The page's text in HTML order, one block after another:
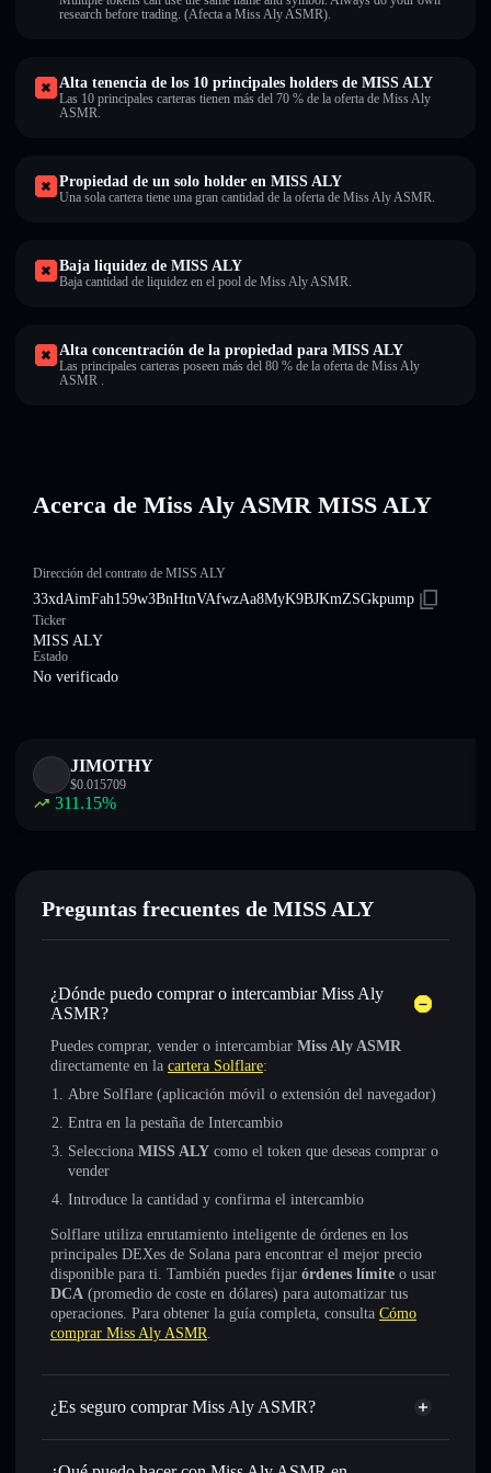
research before trading. (Afecta a Miss Aly ASMR).
Alta tenencia de los 10 principales holders de MISS ALY
Las 10 principales carteras tienen más del 70 % de la oferta de Miss Aly
ASMR.
Propiedad de un solo holder en MISS ALY
Una sola cartera tiene una gran cantidad de la oferta de Miss Aly ASMR.
Baja liquidez de MISS ALY
Baja cantidad de liquidez en el pool de Miss Aly ASMR.
Alta concentración de la propiedad para MISS ALY
Las principales carteras poseen más del 80 % de la oferta de Miss Aly
ASMR .
Acerca de Miss Aly ASMR MISS ALY
Dirección del contrato de MISS ALY
33xdAimFah159w3BnHtnVAfwzAa8MyK9BJKmZSGkpump
Ticker
MISS ALY
Estado
No verificado
JIMOTHY
$0.015709
311.15%
Preguntas frecuentes de MISS ALY
¿Dónde puedo comprar o intercambiar Miss Aly
ASMR?
Puedes comprar, vender o intercambiar Miss Aly ASMR
directamente en la cartera Solflare:
Abre Solflare (aplicación móvil o extensión del navegador)
Entra en la pestaña de Intercambio
Selecciona MISS ALY como el token que deseas comprar o
vender
Introduce la cantidad y confirma el intercambio
Solflare utiliza enrutamiento inteligente de órdenes en los
principales DEXes de Solana para encontrar el mejor precio
disponible para ti. También puedes fijar órdenes límite o usar
DCA (promedio de coste en dólares) para automatizar tus
operaciones. Para obtener la guía completa, consulta Cómo
comprar Miss Aly ASMR.
¿Es seguro comprar Miss Aly ASMR?
Miss Aly ASMR no está verificado